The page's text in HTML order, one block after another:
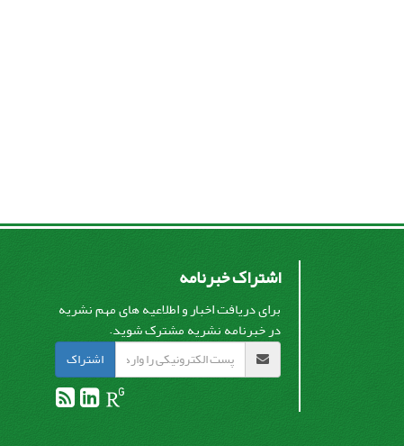
اشتراک خبرنامه
برای دریافت اخبار و اطلاعیه های مهم نشریه
در خبرنامه نشریه مشترک شوید.
اشتراک